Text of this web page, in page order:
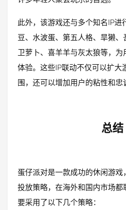
此外，该游戏还与多个知名IP进
豆、水波蛋、第五人格、旱獭
卫萝卜、喜羊羊与灰太狼等，
体验。这些IP联动不仅可以扩大
围，还可以增加用户的粘性和忠
总结
蛋仔派对是一款成功的休闲游
投放策略，在海外和国内市场
要采用了以下几个策略：